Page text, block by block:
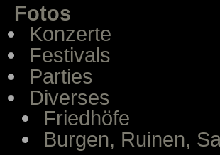
Fotos
Konzerte
Festivals
Parties
Diverses
Friedhöfe
Burgen, Ruinen,